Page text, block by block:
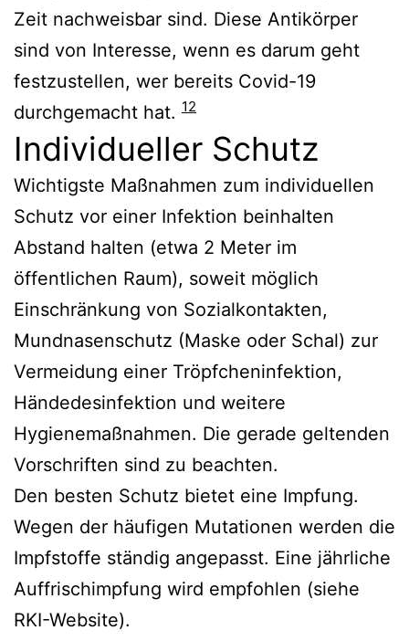
Zeit nachweisbar sind. Diese Antikörper
sind von Interesse, wenn es darum geht
festzustellen, wer bereits Covid-19
durchgemacht hat. 12
Individueller Schutz
Wichtigste Maßnahmen zum individuellen
Schutz vor einer Infektion beinhalten
Abstand halten (etwa 2 Meter im
öffentlichen Raum), soweit möglich
Einschränkung von Sozialkontakten,
Mundnasenschutz (Maske oder Schal) zur
Vermeidung einer Tröpfcheninfektion,
Händedesinfektion und weitere
Hygienemaßnahmen. Die gerade geltenden
Vorschriften sind zu beachten.
Den besten Schutz bietet eine Impfung.
Wegen der häufigen Mutationen werden die
Impfstoffe ständig angepasst. Eine jährliche
Auffrischimpfung wird empfohlen (siehe
RKI-Website).